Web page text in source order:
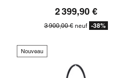
2 399,90 €
3 900,00 €neuf -38%
Nouveau